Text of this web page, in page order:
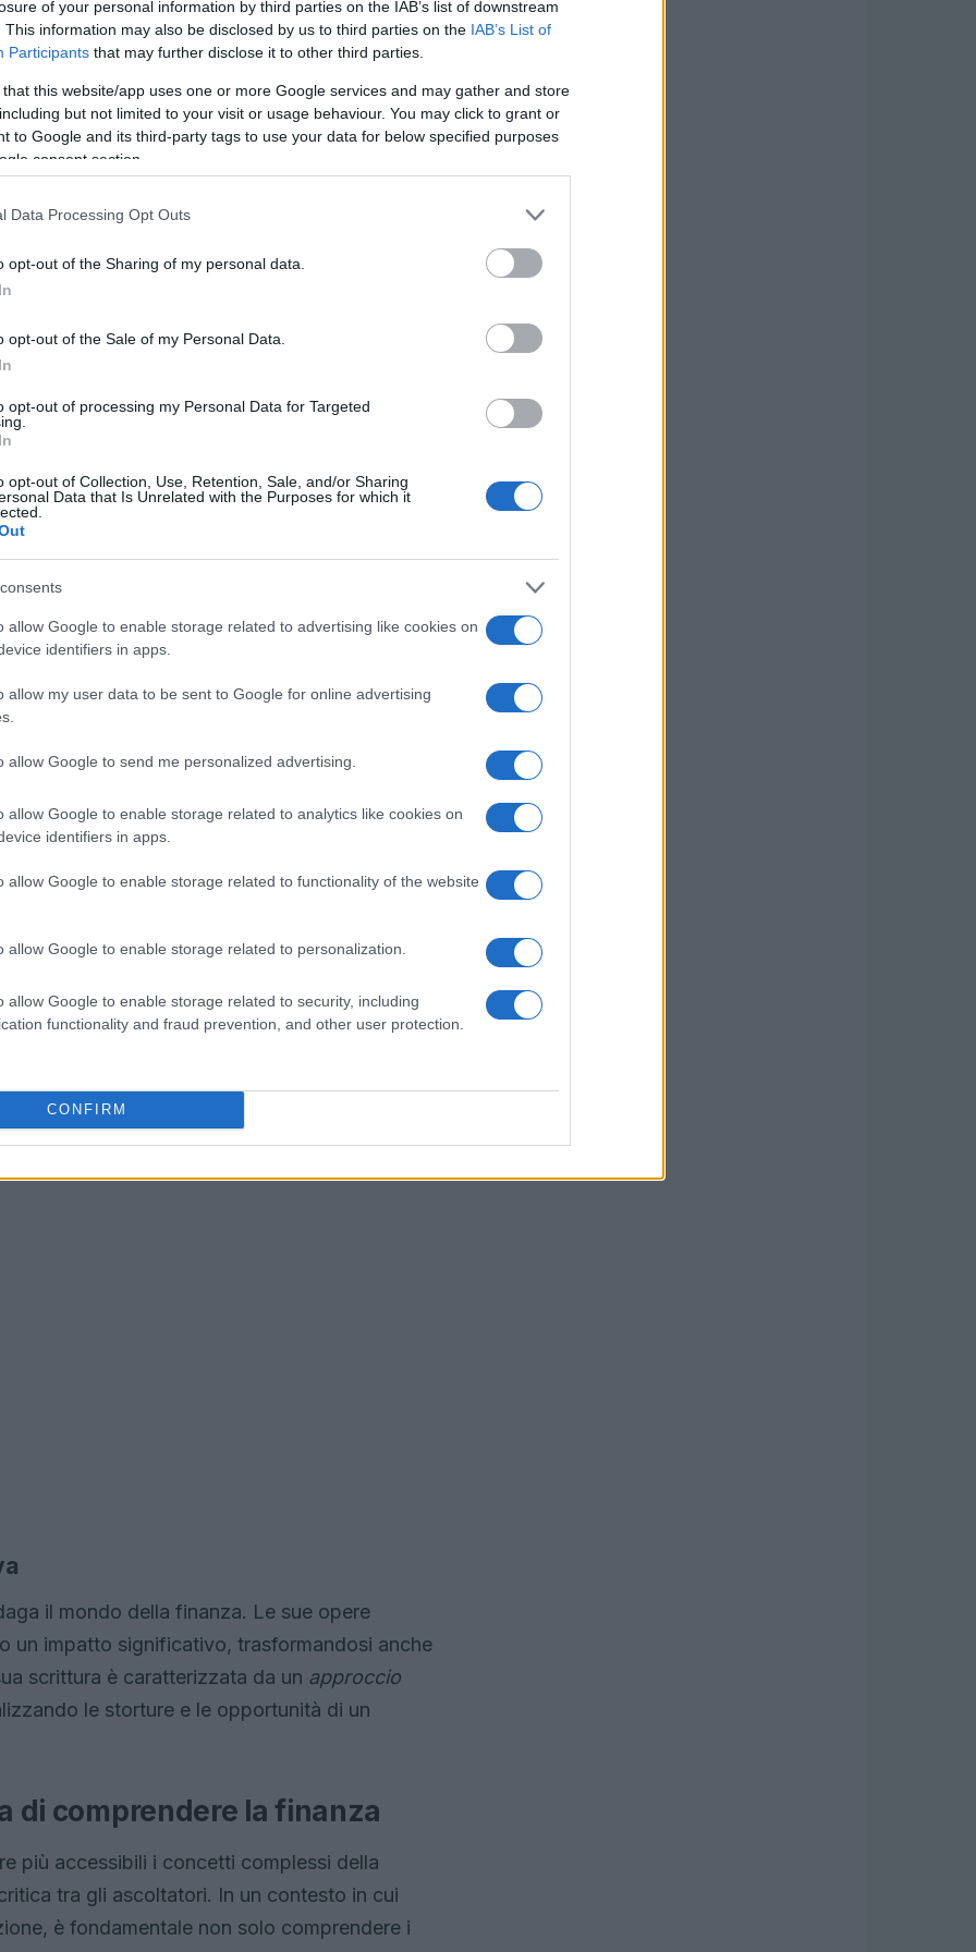
of your personal information by third parties on the IAB’s list of downstream
This information may also be disclosed by us to third parties on the IAB’s List of
Participants that may further disclose it to other third parties.
that this website/app uses one or more Google services and may gather and store
but not limited to your visit or usage behaviour. You may click to grant or
to Google and its third-party tags to use your data for below specified purposes
consent section.
Data Processing Opt Outs
opt-out of the Sharing of my personal data.
opt-out of the Sale of my Personal Data.
opt-out of processing my Personal Data for Targeted
opt-out of Collection, Use, Retention, Sale, and/or Sharing
Data that Is Unrelated with the Purposes for which it
allow Google to enable storage related to advertising like cookies on
identifiers in apps.
allow my user data to be sent to Google for online advertising
allow Google to send me personalized advertising.
allow Google to enable storage related to analytics like cookies on
identifiers in apps.
allow Google to enable storage related to functionality of the website
allow Google to enable storage related to personalization.
allow Google to enable storage related to security, including
functionality and fraud prevention, and other user protection.
CONFIRM
sembrare distante dalla vita quotidiana, ma in
Dalla borsa valorialle transazioni
questo sistema è cruciale. Attraverso il
economici siano interconnessi,
le vite personali.
economica
sono regolati da
previsioni e prendere decisioni
possono generare risultati imprevisti,
loro effetti. Il podcast non si limita a
ascoltatori a riflettere su come le decisioni
globale.
e la sua visione
Maria Brera, noto dirigente d’azienda e
finanza si unisce alla passione per la
sui temi trattati. Brera è co-fondatore di un
opere che esplorano le dinamiche della
il mondo della finanza. Le sue opere
un impatto significativo, trasformandosi anche
scrittura è caratterizzata da un approccio
le storture e le opportunità di un
di comprendere la finanza
più accessibili i concetti complessi della
tra gli ascoltatori. In un contesto in cui
è fondamentale non solo comprendere i